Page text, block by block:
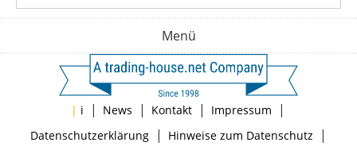
Menü
| i | News | Kontakt | Impressum |
Datenschutzerklärung| Hinweise zum Datenschutz |